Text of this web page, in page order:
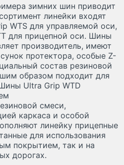
зимних шин приводит
линейки входят
WTS для управляемой оси,
для прицепной оси. Шины
производитель, имеют
протектора, особые Z-
состав резиновой
образом подходит для
Ultra Grip WTD
смеси,
каркаса и особой
линейку прицепные
для использования
покрытием, так и на
дорогах.